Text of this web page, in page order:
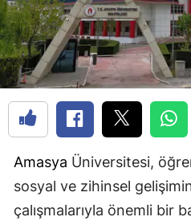
Amasya Üniversitesi,
sosyal ve zihinsel
çalışmalarıyla önemli bir